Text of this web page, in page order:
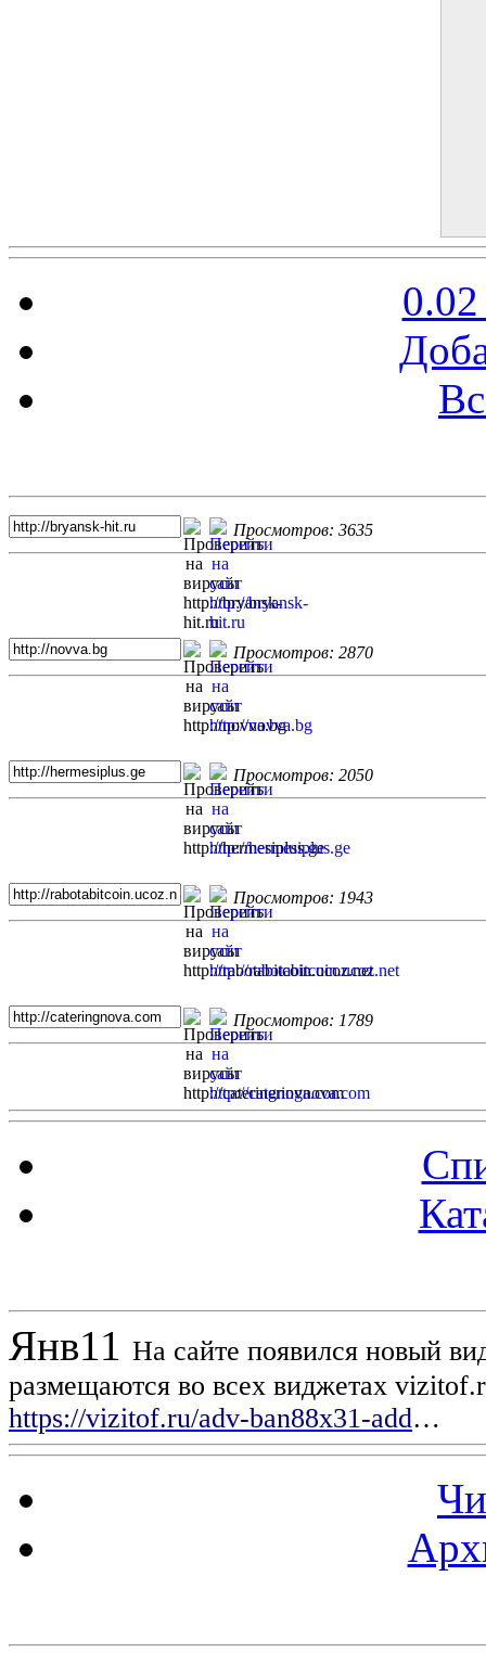
Просмотров: 3635
Просмотров: 2870
Просмотров: 2050
Просмотров: 1943
Просмотров: 1789
Янв11 На сайте появился новый
размещаются во всех виджетах
https://vizitof.ru/adv-ban88x31-add…